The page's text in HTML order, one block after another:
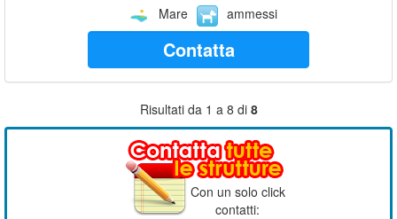
Mare
ammessi
Contatta
Risultati da 1 a 8 di 8
Con un solo click
contatti: